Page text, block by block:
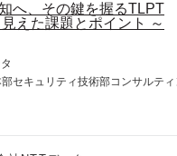
へ、その鍵を握るTLPT
えた課題とポイント ～
セキュリティ技術部コンサルテ